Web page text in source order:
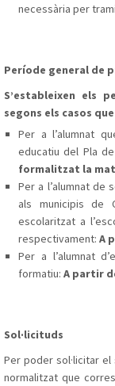
necessària per
Període general de
S’estableixen els
segons els casos
Per a l’alumnat
educatiu del Pla de
formalitzat la
Per a l’alumnat de
als municipis de
escolaritzat a
respectivament: A
Per a l’alumnat
formatiu: A partir
Sol·licituds
Per poder sol·licitar
normalitzat que